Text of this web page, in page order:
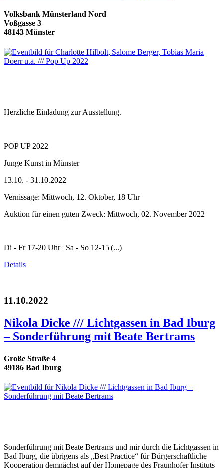
Volksbank Münsterland Nord
Voßgasse 3
48143 Münster
Herzliche Einladung zur Ausstellung.
POP UP 2022
Junge Kunst in Münster
13.10. - 31.10.2022
Vernissage: Mittwoch, 12. Oktober, 18 Uhr
Auktion für einen guten Zweck: Mittwoch, 02. November 2022
Di - Fr 17-20 Uhr | Sa - So 12-15 (...)
Details
11.10.2022
Nikola Dicke /// Lichtgassen in Bad Iburg
– Sonderführung mit Beate Bertrams
Große Straße 4
49186 Bad Iburg
Sonderführung mit Beate Bertrams und mir durch die Lichtgassen in
Bad Iburg, die übrigens als „Best Practice“ für Bürgerschaftliche
Kooperation demnächst auf der Homepage des Fraunhofer Instituts